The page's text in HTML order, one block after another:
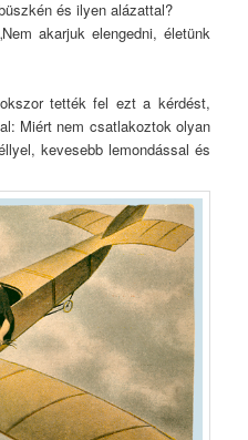
és ilyen alázattal?
akarjuk elengedni, életünk
tették fel ezt a kérdést,
Miért nem csatlakoztok olyan
kevesebb lemondással és